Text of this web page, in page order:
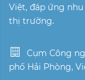
Việt, đáp ứng
thị trường.
Cụm Công
phố Hải Phòng,